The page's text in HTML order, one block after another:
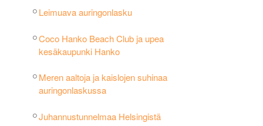
Leimuava auringonlasku
Coco Hanko Beach Club ja upea
kesäkaupunki Hanko
Meren aaltoja ja kaislojen suhinaa
auringonlaskussa
Juhannustunnelmaa Helsingistä